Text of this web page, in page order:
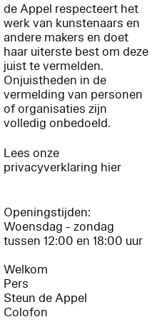
de Appel respecteert het
werk van kunstenaars en
andere makers en doet
haar uiterste best om deze
juist te vermelden.
Onjuistheden in de
vermelding van personen
of organisaties zijn
volledig onbedoeld.
Lees onze
privacyverklaring hier
Openingstijden:
Woensdag - zondag
tussen 12:00 en 18:00 uur
Welkom
Pers
Steun de Appel
Colofon